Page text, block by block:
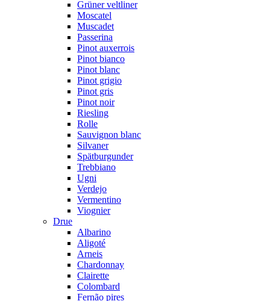
Grüner veltliner
Moscatel
Muscadet
Passerina
Pinot auxerrois
Pinot bianco
Pinot blanc
Pinot grigio
Pinot gris
Pinot noir
Riesling
Rolle
Sauvignon blanc
Silvaner
Spätburgunder
Trebbiano
Ugni
Verdejo
Vermentino
Viognier
Drue
Albarino
Aligoté
Arneis
Chardonnay
Clairette
Colombard
Fernão pires